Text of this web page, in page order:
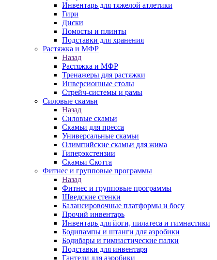
Инвентарь для тяжелой атлетики
Гири
Диски
Помосты и плинты
Подставки для хранения
Растяжка и МФР
Назад
Растяжка и МФР
Тренажеры для растяжки
Инверсионные столы
Стрейч-системы и рамы
Силовые скамьи
Назад
Силовые скамьи
Скамьи для пресса
Универсальные скамьи
Олимпийские скамьи для жима
Гиперэкстензии
Скамьи Скотта
Фитнес и групповые программы
Назад
Фитнес и групповые программы
Шведские стенки
Балансировочные платформы и босу
Прочий инвентарь
Инвентарь для йоги, пилатеса и гимнастики
Бодипампы и штанги для аэробики
Бодибары и гимнастические палки
Подставки для инвентаря
Гантели для аэробики